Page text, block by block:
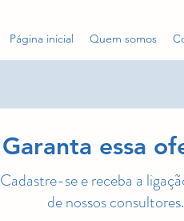
Página inicial Quem somos
Garanta essa
Cadastre-se e receba a
de nossos consultores.